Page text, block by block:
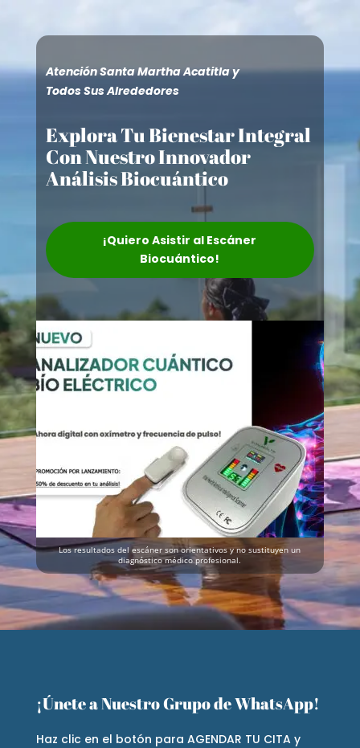
Atención Santa Martha Acatitla y
Todos Sus Alrededores
Explora Tu Bienestar Integral
Con Nuestro Innovador
Análisis Biocuántico
¡Quiero Asistir al Escáner
Biocuántico!
Los resultados del escáner son orientativos y no sustituyen un
diagnóstico médico profesional.
¡Únete a Nuestro Grupo de WhatsApp!
Haz clic en el botón para AGENDAR TU CITA y